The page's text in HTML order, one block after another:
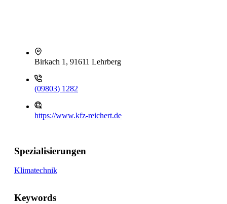
Birkach 1, 91611 Lehrberg
(09803) 1282
https://www.kfz-reichert.de
Spezialisierungen
Klimatechnik
Keywords